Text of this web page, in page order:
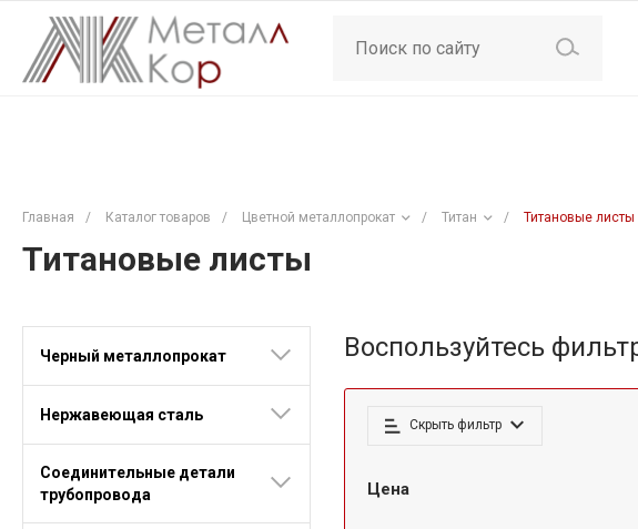
Главная / Каталог товаров / Цветной металлопрокат / Титан / Титановые листы
Титановые листы
Черный металлопрокат
Нержавеющая сталь
Соединительные детали
трубопровода
Воспользуйтесь
Скрыть фильтр
Цена